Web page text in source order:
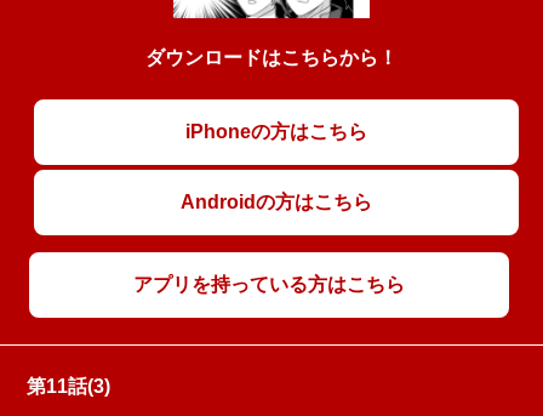
ダウンロードはこちらから！
iPhoneの方はこちら
Androidの方はこちら
アプリを持っている方はこちら
第11話(3)